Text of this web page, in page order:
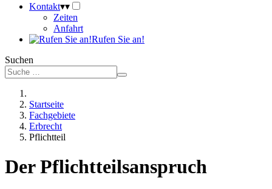
Kontakt▾▾
Zeiten
Anfahrt
Rufen Sie an!
Suchen
Startseite
Fachgebiete
Erbrecht
Pflichtteil
Der Pflichtteilsanspruch